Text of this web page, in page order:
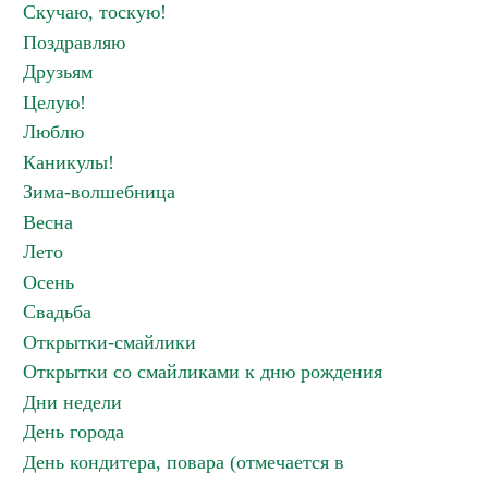
Скучаю, тоскую!
Поздравляю
Друзьям
Целую!
Люблю
Каникулы!
Зима-волшебница
Весна
Лето
Осень
Свадьба
Открытки-смайлики
Открытки со смайликами к дню рождения
Дни недели
День города
День кондитера, повара (отмечается в